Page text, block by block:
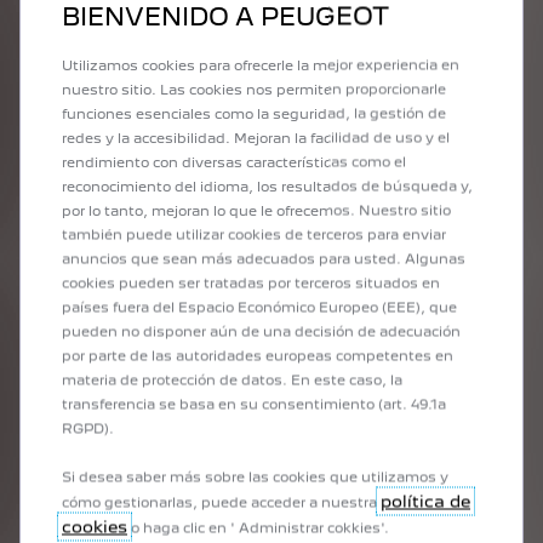
Si las cookies están deshabilitadas, gran parte del contenido de
posible que el localizador de distribuidores, el configurador
de vehículos y las ofertas relevantes para el usuario no se
muestren correctamente. Para evitar esto, recomendamos que las
cookies estén habilitadas.
Hay muchas publicaciones en línea sobre cookies en caso de
que desee leer más. Ver por ejemplo:
http://www.allaboutcookies.or
7. Interacción con Redes Sociales
Atención al cliente vía Redes Sociales
También puede comunicarse con Peugeot Ecuador a través de
nuestros canales de redes sociales. Por ejemplo, si nos envía un
mensaje o publica algo en nuestros canales de redes sociales,
podemos usar la información en su mensaje o publicación para
hacer un seguimiento con usted sobre el problema por el que se
comunicó con nosotros a través del canal de redes sociales que
utilizó. Para brindarle la asistencia que solicitó, es posible que le
privado más información, como detalles sobre el problema,
nombre, correo electrónico, VIN, placas, teléfono, ubicación
(ciudad /provincia), modelo y año del vehículo. La información
BIENVENIDO A PEUGEOT
Utilizamos cookies para ofrecerle la mejor experiencia en
nuestro sitio. Las cookies nos permiten proporcionarle
funciones esenciales como la seguridad, la gestión de
redes y la accesibilidad. Mejoran la facilidad de uso y el
rendimiento con diversas características como el
reconocimiento del idioma, los resultados de búsqueda y,
por lo tanto, mejoran lo que le ofrecemos. Nuestro sitio
también puede utilizar cookies de terceros para enviar
anuncios que sean más adecuados para usted. Algunas
cookies pueden ser tratadas por terceros situados en
países fuera del Espacio Económico Europeo (EEE), que
pueden no disponer aún de una decisión de adecuación
por parte de las autoridades europeas competentes en
materia de protección de datos. En este caso, la
transferencia se basa en su consentimiento (art. 49.1a
RGPD).
Si desea saber más sobre las cookies que utilizamos y
cómo gestionarlas, puede acceder a nuestra política de
cookies o haga clic en ' Administrar cokkies'.